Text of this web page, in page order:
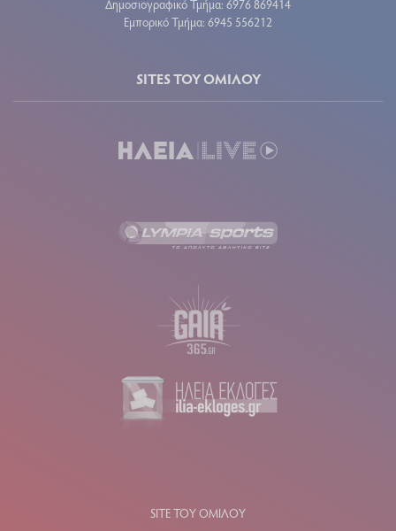
Δημοσιογραφικό Τμήμα: 6976 869414
Εμπορικό Τμήμα: 6945 556212
SITES ΤΟΥ ΟΜΙΛΟΥ
SITE ΤΟΥ ΟΜΙΛΟΥ